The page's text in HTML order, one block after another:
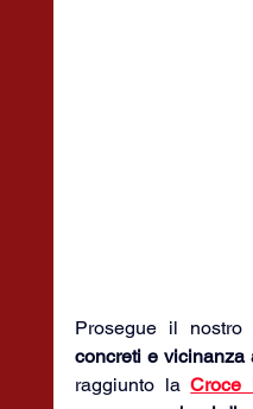
Prosegue il
concreti e vicinanza
raggiunto la Croce